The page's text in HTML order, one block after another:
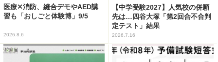
医療✕消防、縫合デモやAED講
習も「おしごと体験博」9/5
2026.8.6
【中学受験2027】人気校の併願
先は…四谷大塚「第2回合不合判
定テスト」結果
2026.7.16